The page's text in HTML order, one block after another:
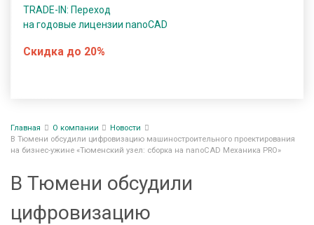
о
б
с
п
е
TRADE-IN: Переход
на годовые лицензии nanoCAD
Скидка до 20%
навигации
Главная О компании
Новости
В Тюмени обсудили цифровизацию машиностроительного проектирования
на бизнес-ужине «Тюменский узел: сборка на nanoCAD Механика PRO»
В Тюмени обсудили
цифровизацию